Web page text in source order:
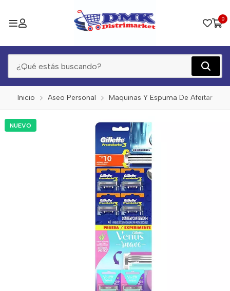
0
Inicio Aseo Personal Maquinas Y Espuma De Afeitar
NUEVO